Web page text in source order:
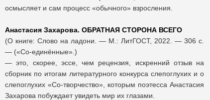
осмысляет и сам процесс «обычного» взросления.
Анастасия Захарова. ОБРАТНАЯ СТОРОНА ВСЕГО
(О книге: Слово на ладони. — М.: ЛитГОСТ, 2022. — 306 с.
— («Со-единённые».)
— это, скорее, эссе, чем рецензия, искренний отзыв на
сборник по итогам литературного конкурса слепоглухих и о
слепоглухих «Со-творчество», которым поэтесса Анастасия
Захарова побуждает увидеть мир их глазами.